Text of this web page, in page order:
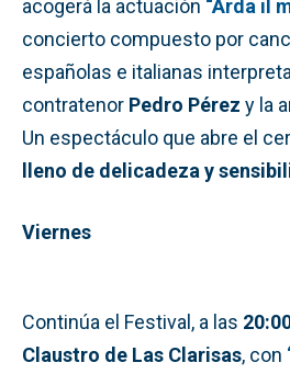
acogerá la actuación “Arda il
concierto compuesto por
españolas e italianas
contratenor Pedro Pérez y la
Un espectáculo que abre el
lleno de delicadeza y
Viernes
Continúa el Festival, a las
Claustro de Las Clarisas, con